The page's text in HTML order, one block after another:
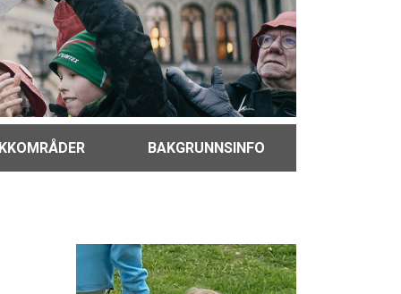
BAKGRUNNSINFO